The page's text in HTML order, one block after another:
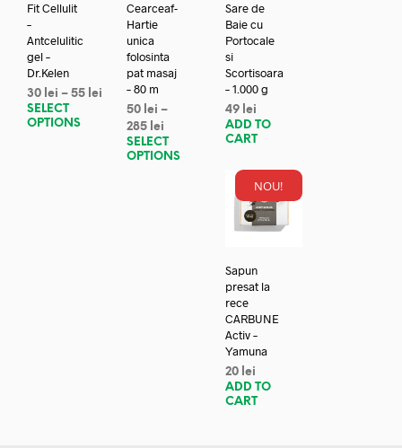
Fit Cellulit
–
Antcelulitic
gel –
Dr.Kelen
30 lei – 55 lei
SELECT
OPTIONS
Cearceaf-
Hartie
unica
folosinta
pat masaj
– 80 m
50 lei –
285 lei
SELECT
OPTIONS
Sare de
Baie cu
Portocale
si
Scortisoara
– 1.000 g
49 lei
ADD TO
CART
NOU!
Sapun
presat la
rece
CARBUNE
Activ –
Yamuna
20 lei
ADD TO
CART